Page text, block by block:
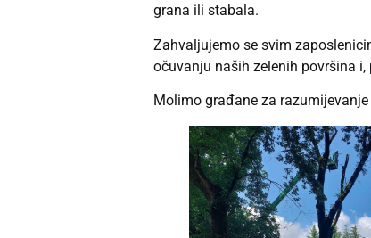
grana ili stabala.
Zahvaljujemo se svim
očuvanju naših zelenih površina
Molimo građane za